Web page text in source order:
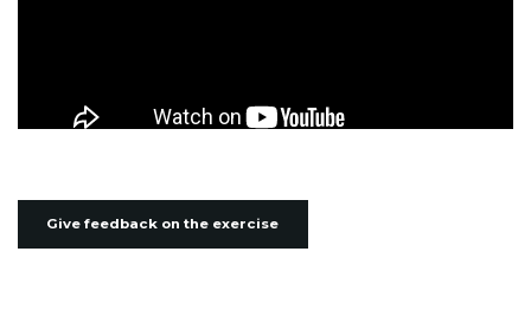
Give feedback on the exercise